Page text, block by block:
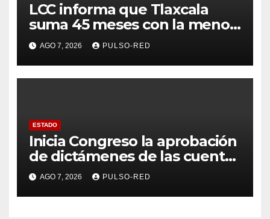
LCC informa que Tlaxcala
suma 45 meses con la menor
tasa de delitos en el país
AGO 7, 2026 PULSO-RED
ESTADO
Inicia Congreso la aprobación
de dictámenes de las cuentas
públicas de entes
fiscalizables del ejercicio
fiscal 2025
AGO 7, 2026 PULSO-RED